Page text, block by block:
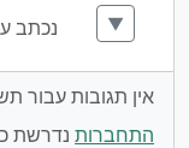
▼
נכתב
אין תגובות עבור
התחברות נדרשת